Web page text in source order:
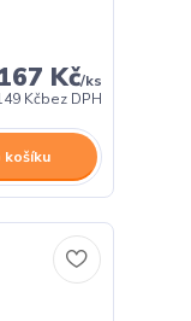
Kč/ks
Kčbez DPH
košíku